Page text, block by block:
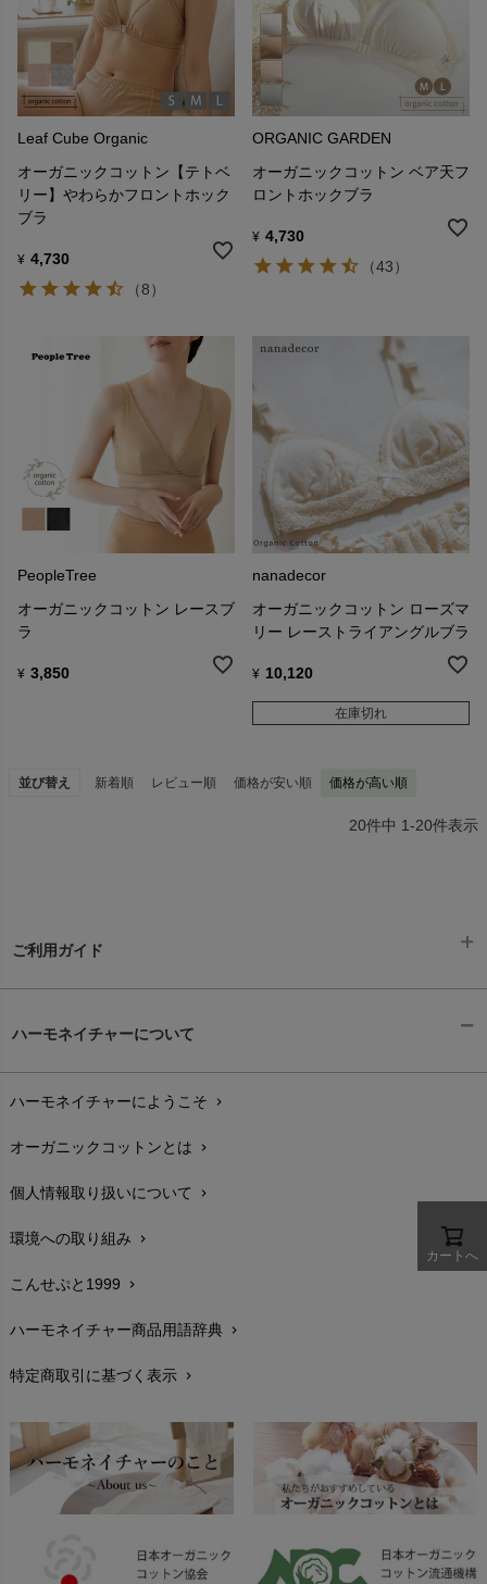
Leaf Cube Organic
オーガニックコットン【テトベ
リー】やわらかフロントホック
ブラ
¥ 4,730
（8）
ORGANIC GARDEN
オーガニックコットン ベア天フ
ロントホックブラ
¥ 4,730
（43）
PeopleTree
オーガニックコットン レースブ
ラ
¥ 3,850
nanadecor
オーガニックコットン ローズマ
リー レーストライアングルブラ
¥ 10,120
在庫切れ
並び替え 新着順 レビュー順 価格が安い順 価格が高い順
20件中 1-20件表示
カートへ
ご利用ガイド
配送と送料chevron_right
在庫状況と発送予定chevron_right
サイズ・寸法chevron_right
生地・素材chevron_right
お手入れについて
レビューを書こうchevron_right
返品交換chevron_right
FAXでのご注文
お問い合わせchevron_right
ハーモネイチャーについて
ハーモネイチャーにようこそ chevron_right
オーガニックコットンとは chevron_right
個人情報取り扱いについて chevron_right
環境への取り組み chevron_right
こんせぷと1999 chevron_right
ハーモネイチャー商品用語辞典 chevron_right
特定商取引に基づく表示 chevron_right